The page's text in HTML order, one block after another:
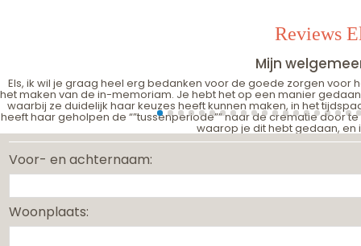
Reviews
Mijn
Els, ik wil je graag heel erg bedanken voor de goede zorgen voor
het maken van de in-memoriam. Je hebt het op een manier
waarbij ze duidelijk haar keuzes heeft kunnen maken, in het
heeft haar geholpen de “”tussenperiode”” naar de crematie door
waarop je dit hebt gedaan, en
Voor- en achternaam:
Woonplaats: